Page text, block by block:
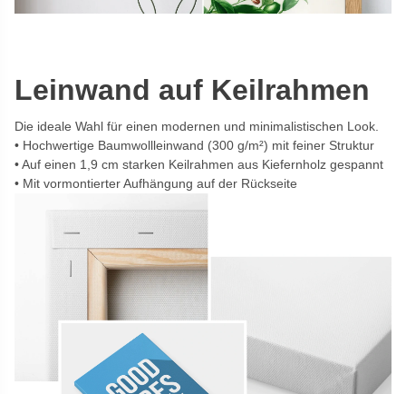
Leinwand auf Keilrahmen
Die ideale Wahl für einen modernen und minimalistischen Look.
Hochwertige Baumwollleinwand (300 g/m²) mit feiner Struktur
Auf einen 1,9 cm starken Keilrahmen aus Kiefernholz gespannt
Mit vormontierter Aufhängung auf der Rückseite